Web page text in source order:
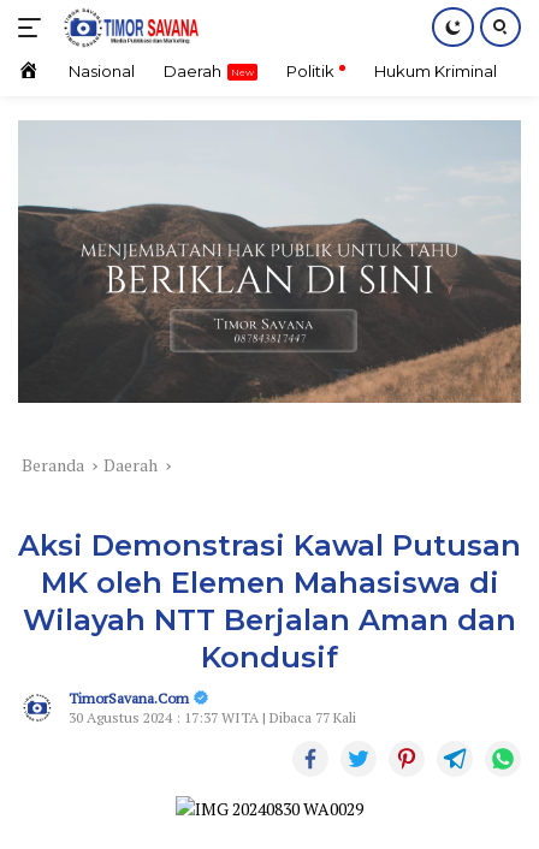
Langsung
konten HomeNasional Daerah Politik Hukum Kriminal
Beranda Daerah
Aksi Demonstrasi Kawal Putusan
MK oleh Elemen Mahasiswa di
Wilayah NTT Berjalan Aman dan
Kondusif
TimorSavana.Com
30 Agustus 2024 : 17:37 WITA | Dibaca 77 Kali